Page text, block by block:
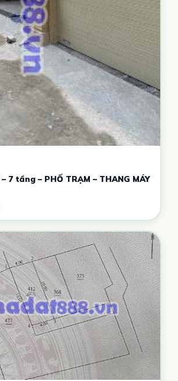
7 tầng – PHỐ TRẠM – THANG MÁY